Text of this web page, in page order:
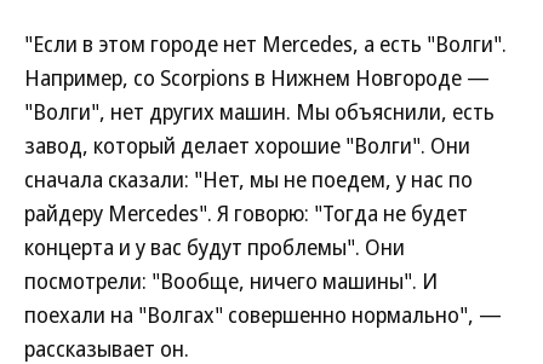
"Если в этом городе нет Mercedes, а есть "Волги".
Например, со Scorpions в Нижнем Новгороде —
"Волги", нет других машин. Мы объяснили, есть
завод, который делает хорошие "Волги". Они
сначала сказали: "Нет, мы не поедем, у нас по
райдеру Mercedes". Я говорю: "Тогда не будет
концерта и у вас будут проблемы". Они
посмотрели: "Вообще, ничего машины". И
поехали на "Волгах" совершенно нормально", —
рассказывает он.